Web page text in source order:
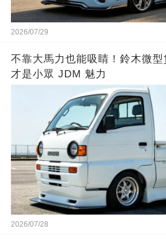
2026/07/29
不靠大馬力也能吸睛！鈴木微
才是小眾 JDM 魅力
2026/07/28